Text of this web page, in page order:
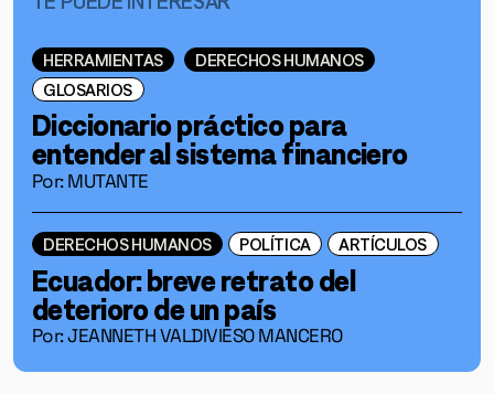
HERRAMIENTAS
DERECHOS HUMANOS
GLOSARIOS
Diccionario práctico para
entender al sistema financiero
Por: MUTANTE
DERECHOS HUMANOS POLÍTICA ARTÍCULOS
Ecuador: breve retrato del
deterioro de un país
Por: JEANNETH VALDIVIESO MANCERO